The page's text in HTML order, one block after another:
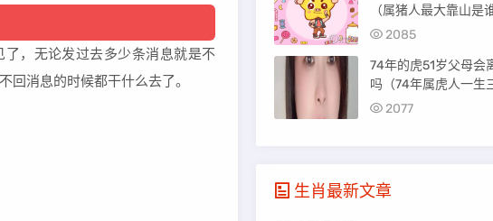
，无论发过去多少条消息就是不
回消息的时候都干什么去了。
（属猪人最大靠山是
2085
74年的虎51岁父母会
吗（74年属虎人一生
劫难）
2077
生肖最新文章